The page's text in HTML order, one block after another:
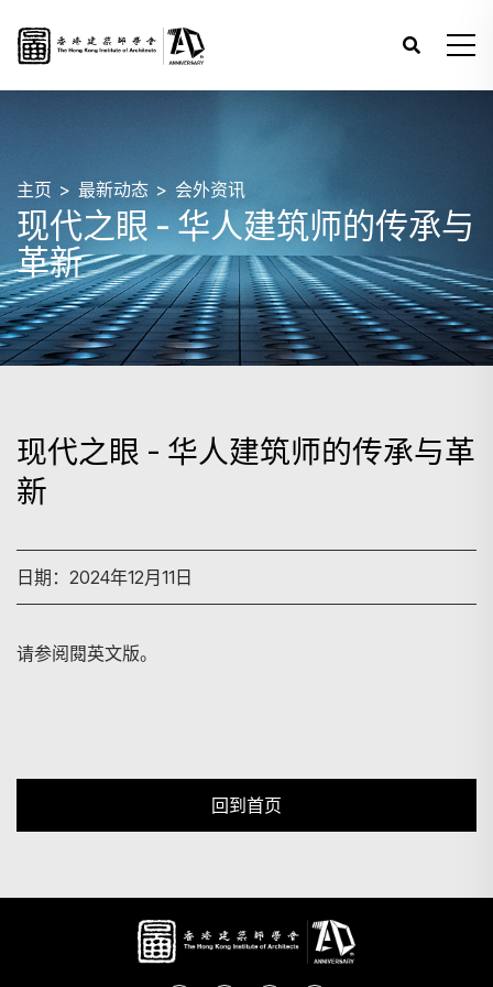
主页 最新动态 会外资讯
现代之眼 - 华人建筑师的传承与
革新
现代之眼 - 华人建筑师的传承与革
新
日期：2024年12月11日
请参阅閱英文版。
回到首页